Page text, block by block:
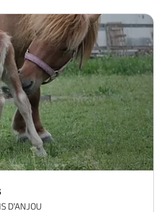
D'ANJOU